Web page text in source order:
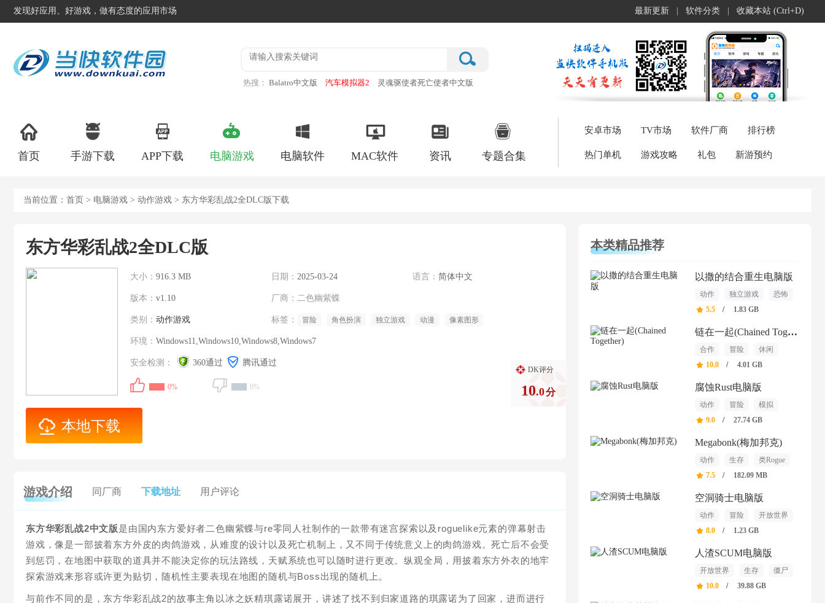
发现好应用、好游戏，做有态度的应用市场 最新更新 软件分类 收藏本站 (Ctrl+D)
热搜： Balatro中文版 汽车模拟器2
灵魂驱使者死亡使者中文版
首页 手游下载 APP下载 电脑游戏 电脑软件 MAC软件 资讯 专题合集
安卓市场 TV市场 软件厂商 排行榜
热门单机 游戏攻略 礼包 新游预约
当前位置： 首页 > 电脑游戏 > 动作游戏 > 东方华彩乱战2全DLC版下载
东方华彩乱战2全DLC版
大小： 916.3 MB 日期： 2025-03-24 语言： 简体中文
版本： v1.10 厂商： 二色幽紫蝶
类别： 动作游戏 标签： 冒险 角色扮演 独立游戏 动漫 像素图形
环境： Windows11,Windows10,Windows8,Windows7
安全检测： 360通过 腾讯通过
0% 0%
本地下载
DK评分
10.0分
游戏介绍 同厂商 下载地址 用户评论
东方华彩乱战2中文版是由国内东方爱好者二色幽紫蝶与re零同人社制作的一款带有迷宫探索以及roguelike元素的弹幕射击
游戏，像是一部披着东方外皮的肉鸽游戏，从难度的设计以及死亡机制上，又不同于传统意义上的肉鸽游戏。死亡后不会受
到惩罚，在地图中获取的道具并不能决定你的玩法路线，天赋系统也可以随时进行更改。纵观全局，用披着东方外衣的地牢
探索游戏来形容或许更为贴切，随机性主要表现在地图的随机与Boss出现的随机上。
与前作不同的是，东方华彩乱战2的故事主角以冰之妖精琪露诺展开，讲述了找不到归家道路的琪露诺为了回家，进而进行
本类精品推荐
以撒的结合重生电脑版
动作 独立游戏
恐怖
5.5
/ 1.83 GB
链在一起(Chained Together)
合作 冒险
休闲
10.0
/ 4.01 GB
腐蚀Rust电脑版
动作 冒险
模拟
9.0
/ 27.74 GB
Megabonk(梅加邦克)
动作 生存
类Rogue
7.5
/ 182.09 MB
空洞骑士电脑版
动作 冒险
开放世界
8.0
/ 1.23 GB
人渣SCUM电脑版
开放世界 生存
僵尸
10.0
/ 39.88 GB